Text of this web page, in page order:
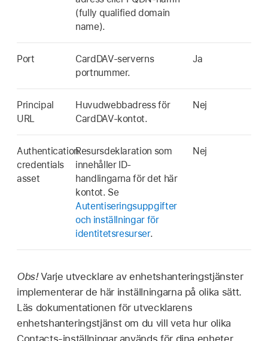
(fully qualified domain
name).
Port
CardDAV-serverns
portnummer.
Ja
Principal
URL
Huvudwebbadress för
CardDAV-kontot.
Nej
Authentication
credentials
asset
Resursdeklaration som
innehåller ID-
handlingarna för det här
kontot. Se
Autentiseringsuppgifter
och inställningar för
identitetsresurser.
Nej
Obs!Varje utvecklare av enhetshanteringstjänster
implementerar de här inställningarna på olika sätt.
Läs dokumentationen för utvecklarens
enhetshanteringstjänst om du vill veta hur olika
Contacts-inställningar används för dina enheter